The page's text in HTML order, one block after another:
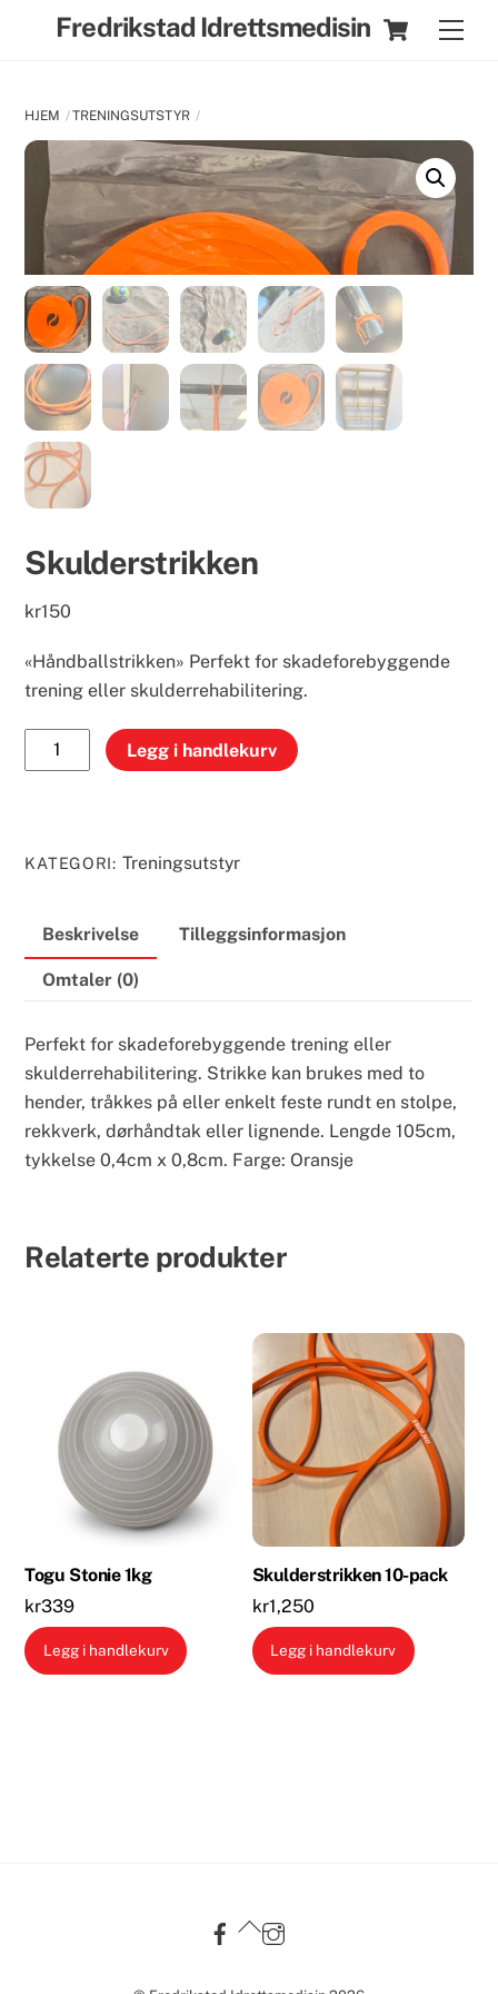
Cart
Fredrikstad Idrettsmedisin
HJEM TRENINGSUTSTYR
Skulderstrikken
kr150
«Håndballstrikken» Perfekt for skadeforebyggende
trening eller skulderrehabilitering.
Skulderstrikken
antall
Legg i handlekurv
KATEGORI: Treningsutstyr
Beskrivelse Tilleggsinformasjon
Omtaler (0)
Perfekt for skadeforebyggende trening eller
skulderrehabilitering. Strikke kan brukes med to
hender, tråkkes på eller enkelt feste rundt en stolpe,
rekkverk, dørhåndtak eller lignende. Lengde 105cm,
tykkelse 0,4cm x 0,8cm. Farge: Oransje
Relaterte produkter
Togu Stonie 1kg
kr339
Legg i handlekurv
Skulderstrikken 10-pack
kr1,250
Legg i handlekurv
Back
To